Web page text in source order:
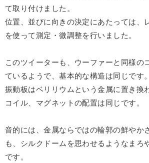
て取り付けました。
位置、並びに向きの決定にあたっては、
を使って測定・微調整を行いました。
このツイーターも、ウーファーと同様の
ているようで、基本的な構造は同じです。
振動板はベリリウムという金属に置き換
コイル、マグネットの配置は同じです。
音的には、金属ならではの輪郭の鮮やか
も、シルクドームを思わせるようなまろ
です。